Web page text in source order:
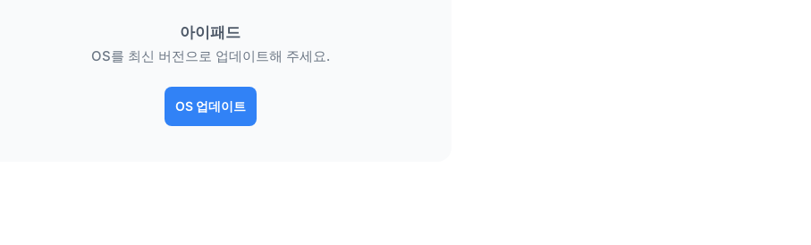
아이패드
OS를 최신 버전으로 업데이트해 주세요.
OS 업데이트